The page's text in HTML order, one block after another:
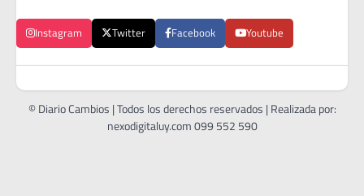
Instagram Twitter Facebook Youtube